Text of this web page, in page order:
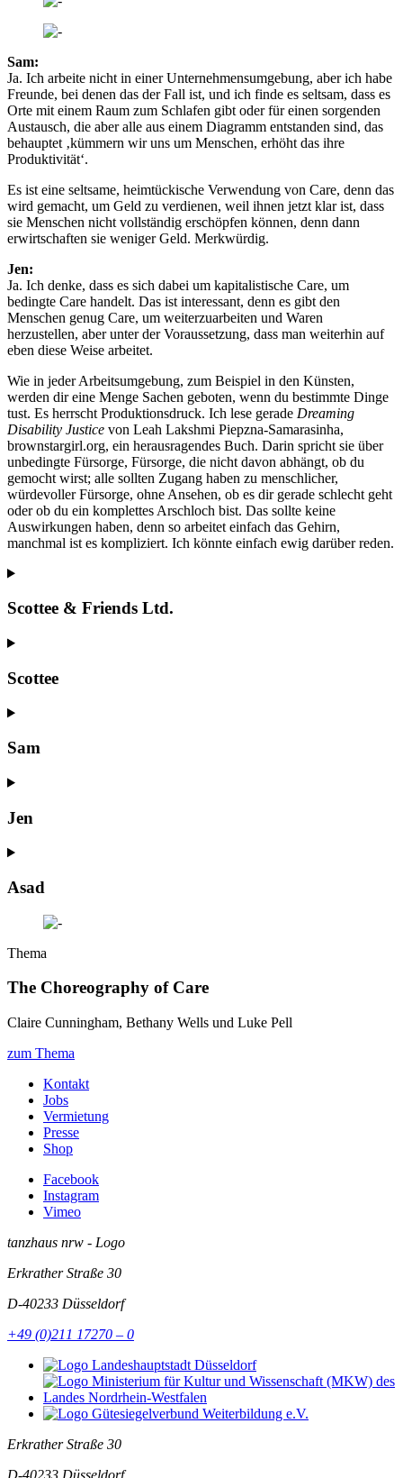
Sam:
Ja. Ich arbeite nicht in einer Unternehmensumgebung, aber ich habe
Freunde, bei denen das der Fall ist, und ich finde es seltsam, dass es
Orte mit einem Raum zum Schlafen gibt oder für einen sorgenden
Austausch, die aber alle aus einem Diagramm entstanden sind, das
behauptet ‚kümmern wir uns um Menschen, erhöht das ihre
Produktivität‘.
Es ist eine seltsame, heimtückische Verwendung von Care, denn das
wird gemacht, um Geld zu verdienen, weil ihnen jetzt klar ist, dass
sie Menschen nicht vollständig erschöpfen können, denn dann
erwirtschaften sie weniger Geld. Merkwürdig.
Jen:
Ja. Ich denke, dass es sich dabei um kapitalistische Care, um
bedingte Care handelt. Das ist interessant, denn es gibt den
Menschen genug Care, um weiterzuarbeiten und Waren
herzustellen, aber unter der Voraussetzung, dass man weiterhin auf
eben diese Weise arbeitet.
Wie in jeder Arbeitsumgebung, zum Beispiel in den Künsten,
werden dir eine Menge Sachen geboten, wenn du bestimmte Dinge
tust. Es herrscht Produktionsdruck. Ich lese gerade Dreaming
Disability Justice von Leah Lakshmi Piepzna-Samarasinha,
brownstargirl.org, ein herausragendes Buch. Darin spricht sie über
unbedingte Fürsorge, Fürsorge, die nicht davon abhängt, ob du
gemocht wirst; alle sollten Zugang haben zu menschlicher,
würdevoller Fürsorge, ohne Ansehen, ob es dir gerade schlecht geht
oder ob du ein komplettes Arschloch bist. Das sollte keine
Auswirkungen haben, denn so arbeitet einfach das Gehirn,
manchmal ist es kompliziert. Ich könnte einfach ewig darüber reden.
Scottee & Friends Ltd.
Scottee
Sam
Jen
Asad
Thema
The Choreography of Care
Claire Cunningham, Bethany Wells und Luke Pell
zum Thema
Kontakt
Jobs
Vermietung
Presse
Shop
Facebook
Instagram
Vimeo
tanzhaus nrw - Logo
Erkrather Straße 30
D-40233 Düsseldorf
+49 (0)211 17270 – 0
Erkrather Straße 30